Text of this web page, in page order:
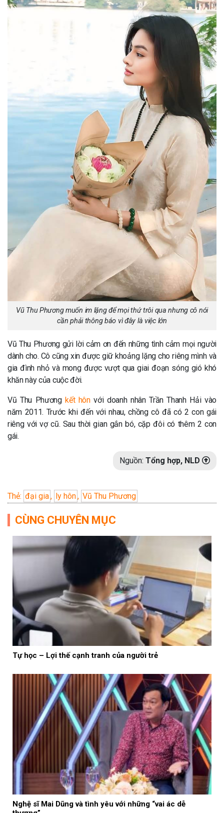
Vũ Thu Phương muốn im lặng để mọi thứ trôi qua nhưng cô nói
cần phải thông báo vì đây là việc lớn
Vũ Thu Phương gửi lời cảm ơn đến những tình cảm mọi người
dành cho. Cô cũng xin được giữ khoảng lặng cho riêng mình và
gia đình nhỏ và mong được vượt qua giai đoạn sóng gió khó
khăn này của cuộc đời.
Vũ Thu Phươngkết hônvới doanh nhân Trần Thanh Hải vào
năm 2011. Trước khi đến với nhau, chồng cô đã có 2 con gái
riêng với vợ cũ. Sau thời gian gắn bó, cặp đôi có thêm 2 con
gái.
Nguồn: Tổng hợp, NLD
Thẻ: đại gia, ly hôn, Vũ Thu Phương
CÙNG CHUYÊN MỤC
Tự học – Lợi thế cạnh tranh của người trẻ
Nghệ sĩ Mai Dũng và tình yêu với những “vai ác dễ